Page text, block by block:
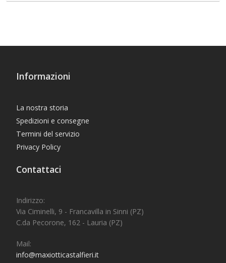
Informazioni
La nostra storia
Spedizioni e consegne
Termini del servizio
Privacy Policy
Contattaci
Indirizzo:
Via Ciminelli, 9 - Francavilla in Sinni (PZ)
C.da Pecorone, 162 - Lauria (PZ)
Mail:
info@maxiotticastalfieri.it